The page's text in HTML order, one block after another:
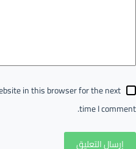
in this browser for the next
time I comment.
إرسال التعليق